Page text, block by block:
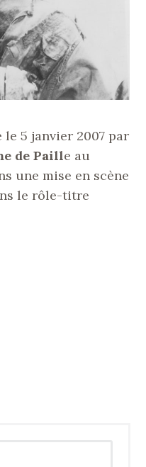
le 5 janvier 2007 par
de Paille au
une mise en scène
le rôle-titre